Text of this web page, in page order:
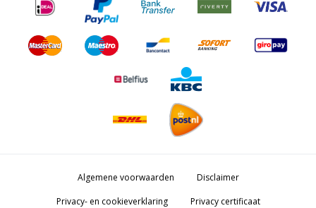
Algemene voorwaarden
Disclaimer
Privacy- en cookieverklaring
Privacy certificaat